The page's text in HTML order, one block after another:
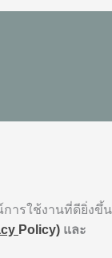
การใช้งานที่ดียิ่งขึ้น
Policy) และ